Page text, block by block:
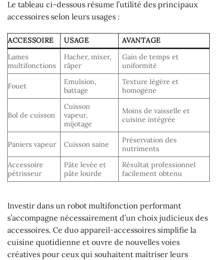
Le tableau ci-dessous résume l’utilité des principaux
accessoires selon leurs usages :
ACCESSOIRE USAGE
AVANTAGE
Lames
multifonctions
Hacher, mixer,
râper
Gain de temps et
uniformité
Fouet
Emulsion,
battage
Texture légère et
homogène
Bol de cuisson
Cuisson
vapeur,
mijotage
Moins de vaisselle et
cuisine intégrée
Paniers vapeur Cuisson saine
Préservation des
nutriments
Accessoire
pétrisseur
Pâte levée et
pâte lourde
Résultat professionnel
facilement obtenu
Investir dans un robot multifonction performant
s’accompagne nécessairement d’un choix judicieux des
accessoires. Ce duo appareil-accessoires simplifie la
cuisine quotidienne et ouvre de nouvelles voies
créatives pour ceux qui souhaitent maîtriser leurs